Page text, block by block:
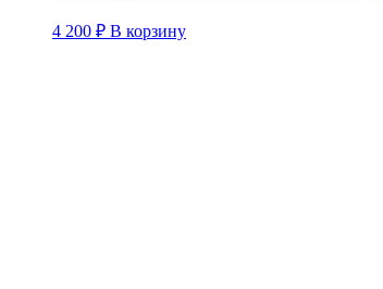
4 200 ₽ В корзину